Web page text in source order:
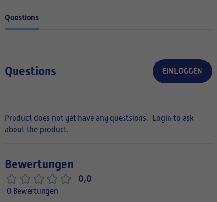
Questions
Questions EINLOGGEN
Product does not yet have any questsions.
Login to ask
about the product.
Bewertungen
0,0
0 Bewertungen